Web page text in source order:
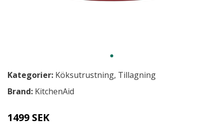
Kategorier: Köksutrustning, Tillagning
Brand: KitchenAid
1499 SEK